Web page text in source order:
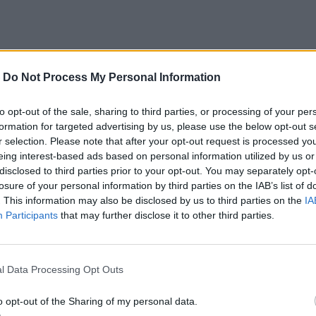
Do Not Process My Personal Information
opt-out of the sale, sharing to third parties, or processing of your
for targeted advertising by us, please use the below opt-out
selection. Please note that after your opt-out request is processed
interest-based ads based on personal information utilized by us
to third parties prior to your opt-out. You may separately
of your personal information by third parties on the IAB’s list of
This information may also be disclosed by us to third parties on the
Participants that may further disclose it to other third parties.
Data Processing Opt Outs
opt-out of the Sharing of my personal data.
Νοιάζουν τους αστροβιολόγους. Οι
στην αρχή, περιείχαν μικροβιακή
τους θα μπορούσε να μας πειεάν
ή αν θα μπορούσαμε ενδεχομένως να
σύστημα καθώς εξερευνούμε.
συνέπειες της υπεριώδους ακτινοβολίας
Η Σελήνη δεν λαμβάνει αυτή την προστασία
θα αποστειρώνονταν μέσα σε έναν